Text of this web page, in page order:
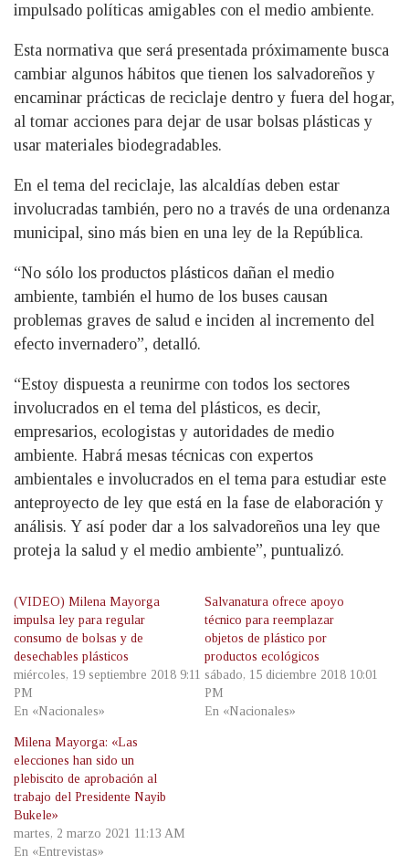
impulsado políticas amigables con el medio ambiente.
Esta normativa que será presentada próximamente busca
cambiar algunos hábitos que tienen los salvadoreños y
encaminar prácticas de reciclaje dentro y fuera del hogar,
al tomar acciones para dejar de usar bolsas plásticas y
usar materiales biodegradables.
En el tema del reciclaje, las alcaldías deben estar
involucradas también, pero no a través de una ordenanza
municipal, sino más bien en una ley de la República.
“No sólo los productos plásticos dañan el medio
ambiente, también el humo de los buses causan
problemas graves de salud e inciden al incremento del
efecto invernadero”, detalló.
“Estoy dispuesta a reunirme con todos los sectores
involucrados en el tema del plásticos, es decir,
empresarios, ecologistas y autoridades de medio
ambiente. Habrá mesas técnicas con expertos
ambientales e involucrados en el tema para estudiar este
anteproyecto de ley que está en la fase de elaboración y
análisis. Y así poder dar a los salvadoreños una ley que
proteja la salud y el medio ambiente”, puntualizó.
(VIDEO) Milena Mayorga
impulsa ley para regular
consumo de bolsas y de
desechables plásticos
miércoles, 19 septiembre 2018 9:11
PM
En «Nacionales»
Salvanatura ofrece apoyo
técnico para reemplazar
objetos de plástico por
productos ecológicos
sábado, 15 diciembre 2018 10:01
PM
En «Nacionales»
Milena Mayorga: «Las
elecciones han sido un
plebiscito de aprobación al
trabajo del Presidente Nayib
Bukele»
martes, 2 marzo 2021 11:13 AM
En «Entrevistas»